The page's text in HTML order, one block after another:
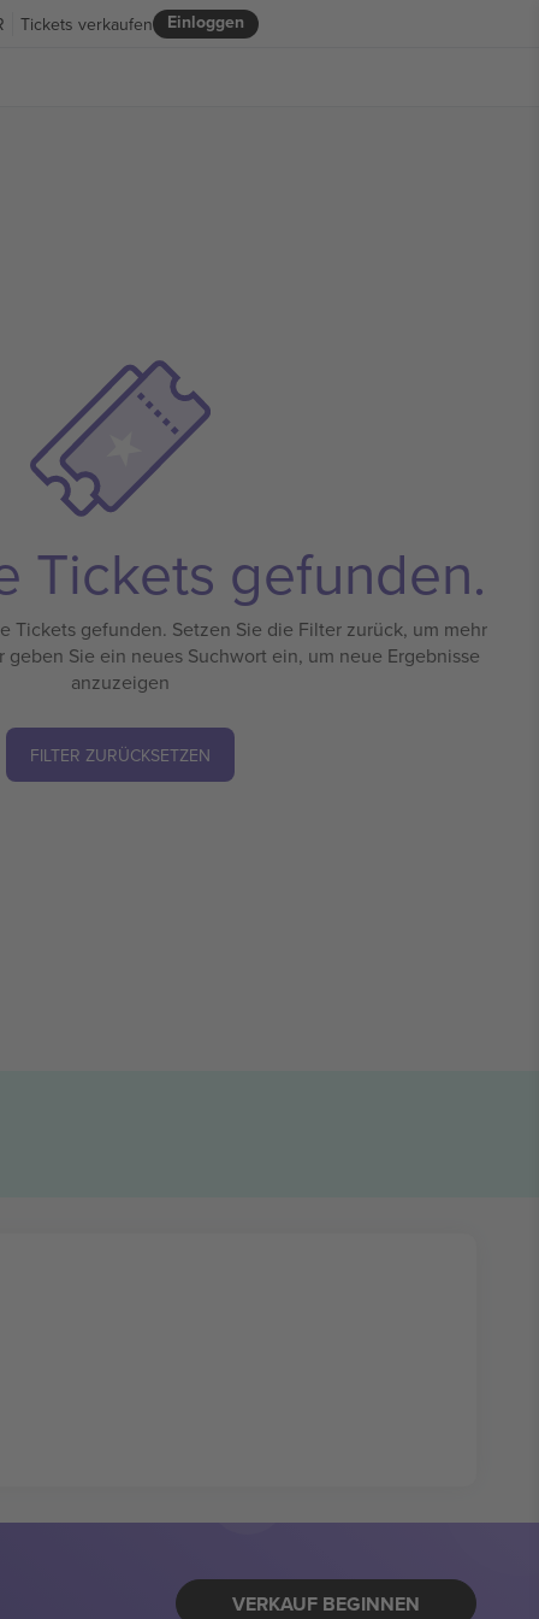
Einloggen
Tickets verkaufen
Tickets gefunden.
Tickets gefunden. Setzen Sie die Filter zurück, um mehr
Sie ein neues Suchwort ein, um neue Ergebnisse
anzuzeigen
FILTER ZURÜCKSETZEN
VERKAUF BEGINNEN